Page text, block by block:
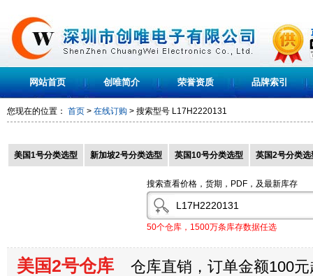
网站首页 创唯简介 荣誉资质 品牌索引
您现在的位置： 首页 > 在线订购 > 搜索型号 L17H2220131
美国1号分类选型 新加坡2号分类选型 英国10号分类选型 英国2号分类选
搜索查看价格，货期，PDF，及最新库存
50个仓库，1500万条库存数据任选
美国2号仓库 仓库直销，订单金额100元